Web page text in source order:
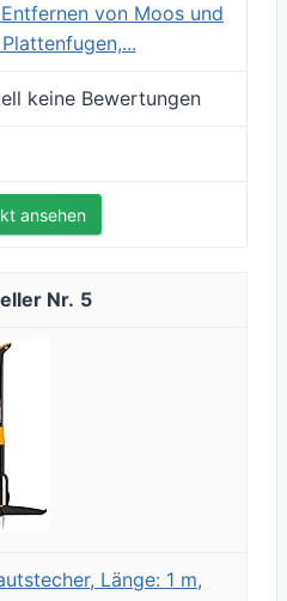
von Moos und
keine Bewertungen
ansehen
5
Länge: 1 m,